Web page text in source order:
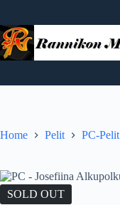
content
Home Pelit PC-Pelit
SOLD OUT